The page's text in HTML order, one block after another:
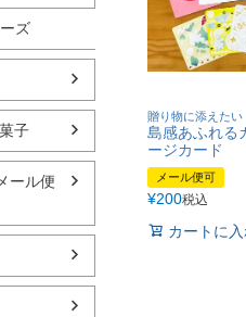
ズ
子
ール便
贈り物に添えたい
島感あふれる
ージカード
メール便可
¥200税込
カートに入